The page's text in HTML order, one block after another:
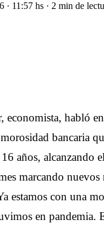
· 11:57 hs · 2 min de
economista, habló
bancaria
años, alcanzando
marcando nuevos
estamos con una
en pandemia.